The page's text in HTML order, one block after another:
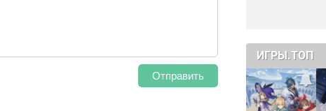
Отправить
ИГРЫ.ТОП